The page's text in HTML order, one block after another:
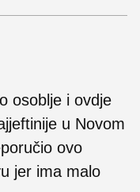
osoblje i ovdje
u Novom
ovo
jer ima malo